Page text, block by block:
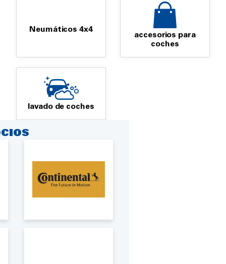
Neumáticos 4x4
accesorios para
coches
lavado de coches